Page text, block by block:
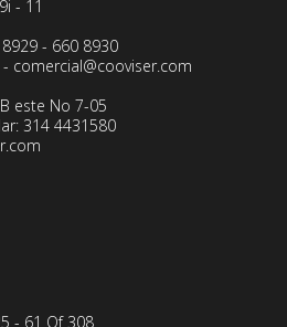
- 11
- 660 8930
comercial@cooviser.com
este No 7-05
314 4431580
- 61 Of 308